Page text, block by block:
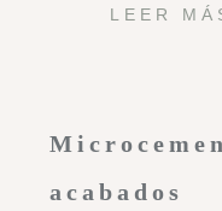
LEER
acabados